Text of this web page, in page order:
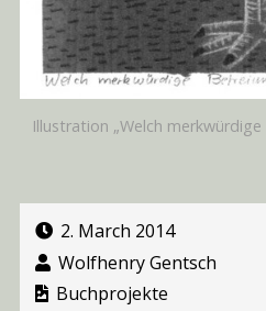
Illustration „Welch
2. March 2014
Wolfhenry Gentsch
Buchprojekte